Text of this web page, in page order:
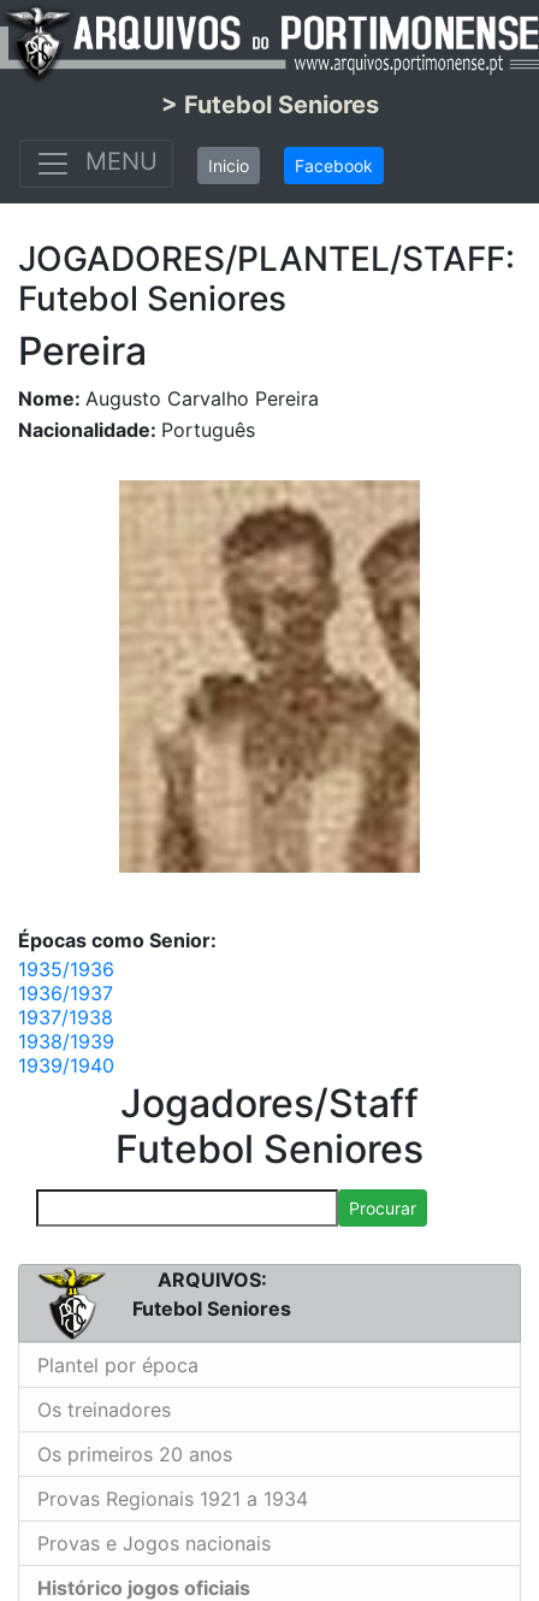
> Futebol Seniores
MENU
Inicio Facebook
JOGADORES/PLANTEL/STAFF:
Futebol Seniores
Pereira
Nome: Augusto Carvalho Pereira
Nacionalidade: Português
Épocas como Senior:
1935/1936
1936/1937
1937/1938
1938/1939
1939/1940
Jogadores/Staff
Futebol Seniores
Procurar
ARQUIVOS:
Futebol Seniores
Plantel por época
Os treinadores
Os primeiros 20 anos
Provas Regionais 1921 a 1934
Provas e Jogos nacionais
Histórico jogos oficiais